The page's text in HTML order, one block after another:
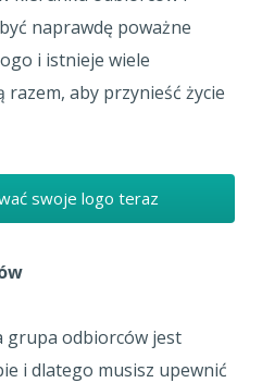
SIĘ
naprawdę poważne
i istnieje wiele
razem, aby przynieść życie
swoje logo teraz
grupa odbiorców jest
i dlatego musisz upewnić